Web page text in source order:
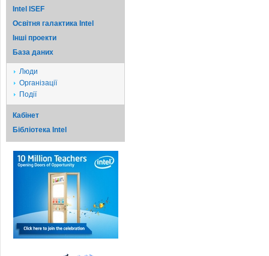
Intel ISEF
Освітня галактика Intel
Iншi проекти
База даних
Люди
Організації
Події
Кабінет
Бібліотека Intel